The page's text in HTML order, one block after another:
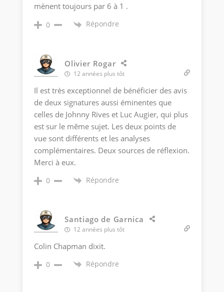
mènent toujours par 6 à 1 .
0 Répondre
Olivier Rogar
12 années plus tôt
Il est très exceptionnel de bénéficier des avis
de deux signatures aussi éminentes que
celles de Johnny Rives et Luc Augier, qui plus
est sur le même sujet. Les deux points de
vue sont différents et les analyses
complémentaires. Deux sources de réflexion.
Merci à eux.
0 Répondre
Santiago de Garnica
12 années plus tôt
Colin Chapman dixit.
0 Répondre